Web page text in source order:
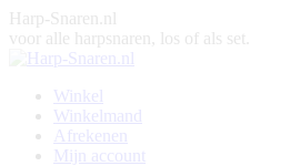
Skip
to
content
Harp-Snaren.nl
voor alle harpsnaren, los of als set.
Winkel
Winkelmand
Afrekenen
Mijn account